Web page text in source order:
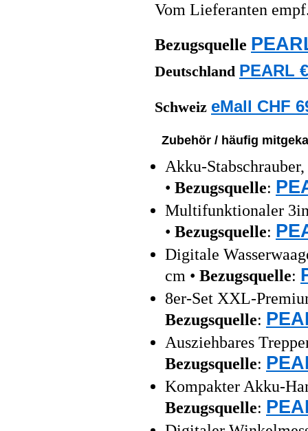
Vom Lieferanten
Bezugsquelle
Deutschland PEARL
Schweiz eMall CHF
Zubehör / häufig
Akku-
• Bezugsquelle:
Multifunktionaler
• Bezugsquelle:
Digitale
cm • Bezugsquelle:
8er-Set XXL-
Bezugsquelle:
Ausziehbares
Bezugsquelle:
Kompakter Akku-
Bezugsquelle: